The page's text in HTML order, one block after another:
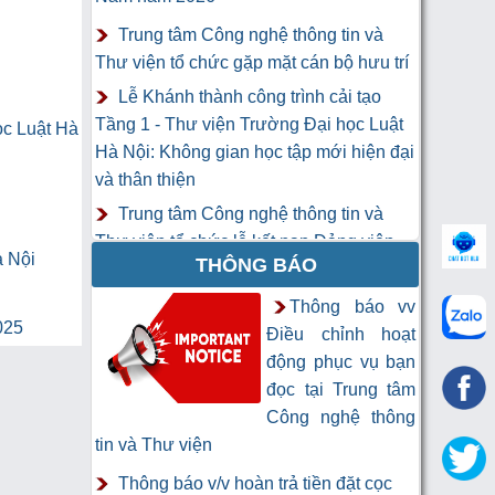
Luật Hà
Nội
Trung tâm Công nghệ thông tin và
Thư viện tổ chức gặp mặt cán bộ hưu trí
Lễ Khánh thành công trình cải tạo
Tầng 1 - Thư viện Trường Đại học Luật
Hà Nội: Không gian học tập mới hiện đại
và thân thiện
Trung tâm Công nghệ thông tin và
Thư viện tổ chức lễ kết nạp Đảng viên
Khai mạc Khóa học “Trí tuệ nhân tạo
cho chuyên gia thông tin và thư viện”
THÔNG BÁO
Thông báo vv
Điều chỉnh hoạt
động phục vụ bạn
đọc tại Trung tâm
Công nghệ thông
tin và Thư viện
Thông báo v/v hoàn trả tiền đặt cọc